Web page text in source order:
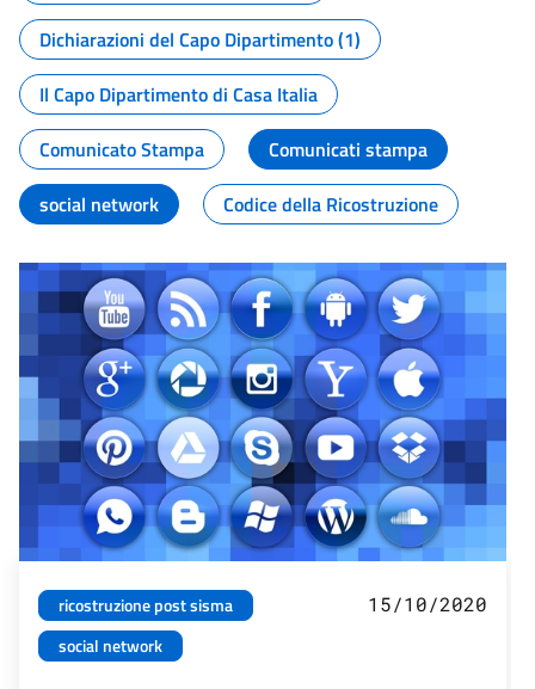
Dichiarazioni del Capo Dipartimento (1)
Il Capo Dipartimento di Casa Italia
Comunicato Stampa
Comunicati stampa
social network
Codice della Ricostruzione
ricostruzione post sisma
social network
15/10/2020